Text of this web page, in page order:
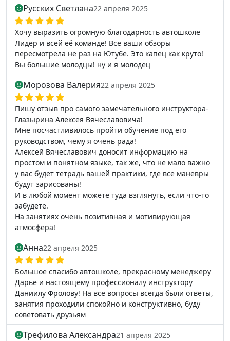
Русских Светлана22 апреля 2025
Хочу выразить огромную благодарность автошколе
Лидер и всей её команде! Все ваши обзоры
пересмотрела не раз на Ютубе. Это капец как круто!
Вы большие молодцы! ну и я молодец
Морозова Валерия22 апреля 2025
Пишу отзыв про самого замечательного инструктора-
Глазырина Алексея Вячеславовича!
Мне посчастливилось пройти обучение под его
руководством, чему я очень рада!
Алексей Вячеславович доносит информацию на
простом и понятном языке, так же, что не мало важно
у вас будет тетрадь вашей практики, где все маневры
будут зарисованы!
И в любой момент можете туда взглянуть, если что-то
забудете.
На занятиях очень позитивная и мотивирующая
атмосфера!
Анна22 апреля 2025
Большое спасибо автошколе, прекрасному менеджеру
Дарье и настоящему профессионалу инструктору
Даниилу Фролову! На все вопросы всегда были ответы,
занятия проходили спокойно и конструктивно, буду
советовать друзьям
Трефилова Александра21 апреля 2025